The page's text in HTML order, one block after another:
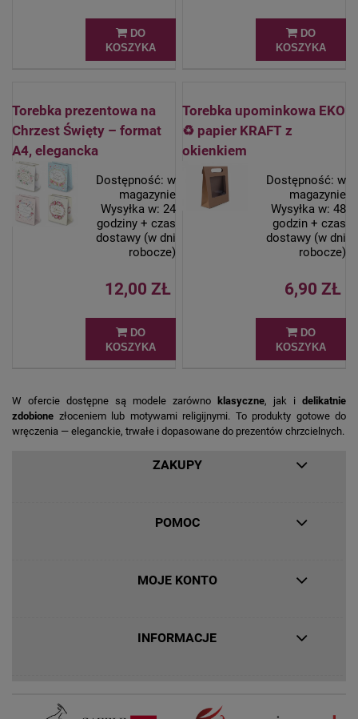
DO
KOSZYKA
DO
KOSZYKA
Torebka prezentowa na
Chrzest Święty – format
A4, elegancka
Dostępność: w
magazynie
Wysyłka w: 24
godziny + czas
dostawy (w dni
robocze)
12,00 ZŁ
DO
KOSZYKA
Torebka upominkowa EKO
♻ papier KRAFT z
okienkiem
Dostępność: w
magazynie
Wysyłka w: 48
godzin + czas
dostawy (w dni
robocze)
6,90 ZŁ
DO
KOSZYKA
W ofercie dostępne są modele zarówno klasyczne, jak i delikatnie
zdobione złoceniem lub motywami religijnymi. To produkty gotowe do
wręczenia — eleganckie, trwałe i dopasowane do prezentów chrzcielnych.
ZAKUPY
POMOC
MOJE KONTO
INFORMACJE